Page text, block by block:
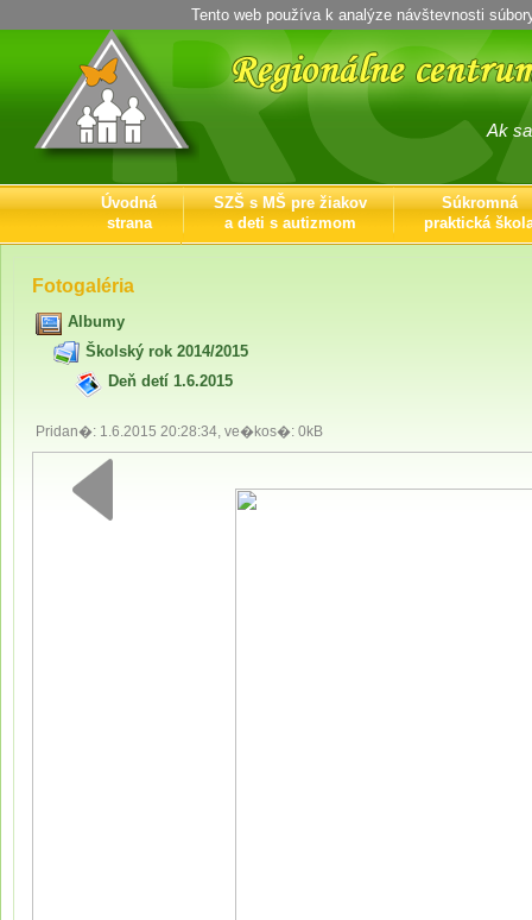
Ak sa ich
Úvodná
strana
SZŠ s MŠ pre žiakov
a deti s autizmom
Súkromná
praktická
informácie
Fotogaléria
Albumy
Školský rok 2014/2015
Deň detí 1.6.2015
Pridan�: 1.6.2015 20:28:34, ve�kos�: 0kB
Tento web používa k analýze návštevnosti